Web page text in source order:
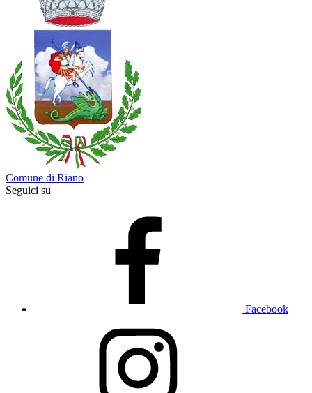
Comune di Riano
Seguici su
Facebook